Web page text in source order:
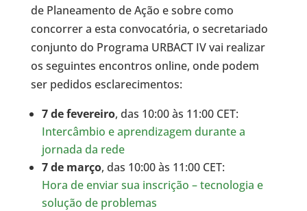
de Planeamento de Ação e sobre como
concorrer a esta convocatória, o secretariado
conjunto do Programa URBACT IV vai realizar
os seguintes encontros online, onde podem
ser pedidos esclarecimentos:
7 de fevereiro, das 10:00 às 11:00 CET:
Intercâmbio e aprendizagem durante a
jornada da rede
7 de março, das 10:00 às 11:00 CET:
Hora de enviar sua inscrição – tecnologia e
solução de problemas